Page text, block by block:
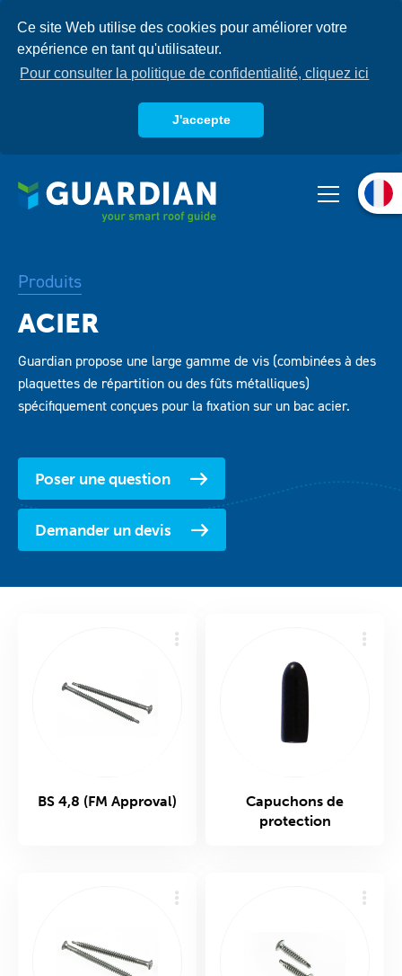
Ce site Web utilise des cookies pour améliorer votre
expérience en tant qu'utilisateur.
Pour consulter la politique de confidentialité, cliquez ici
J'accepte
contenu
principal
Qui sommes-nous
Produits
Systèmes
Téléchargements
Contact
Produits
Guardian propose une large gamme de vis (combinées à des
plaquettes de répartition ou des fûts métalliques)
spécifiquement conçues pour la fixation sur un bac acier.
Poser une question
Demander un devis
BS 4,8 (FM Approval)
Capuchons de
protection